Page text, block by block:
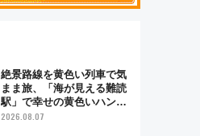
絶景路線を黄色い列車で気
まま旅、「海が見える難読
駅」で幸せの黄色いハンカ
チに願いを 「新・鉄道ひ
2026.08.07